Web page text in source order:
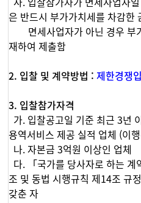
사. 입찰참가자가 면세사업자
은 반드시 부가가치세를 차감한
면세사업자가 아닌 경우 부가
재하여 제출함
2. 입찰 및 계약방법 :제한경쟁
3. 입찰참가자격
가. 입찰공고일 기준 최근 3년
용역서비스 제공 실적 업체 (이
나. 자본금 3억원 이상인 업체
다. 「국가를 당사자로 하는 계
조 및 동법 시행규칙 제14조 규
갖춘 자